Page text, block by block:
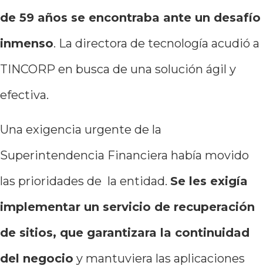
de 59 años se encontraba ante un desafío
inmenso. La directora de tecnología acudió a
TINCORP en busca de una solución ágil y
efectiva.
Una exigencia urgente de la
Superintendencia Financiera había movido
las prioridades de la entidad. Se les exigía
implementar un servicio de recuperación
de sitios, que garantizara la continuidad
del negocio y mantuviera las aplicaciones